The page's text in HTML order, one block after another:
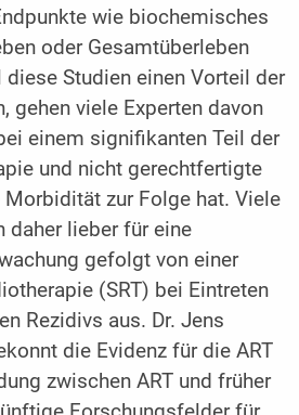
wie biochemisches
oder Gesamtüberleben
Studien einen Vorteil der
gehen viele Experten davon
einem signifikanten Teil der
und nicht gerechtfertigte
zur Folge hat. Viele
daher lieber für eine
gefolgt von einer
(SRT) bei Eintreten
Rezidivs aus. Dr. Jens
die Evidenz für die ART
zwischen ART und früher